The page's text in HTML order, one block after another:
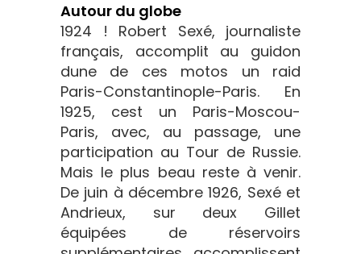
Autour du globe
1924 ! Robert Sexé, journaliste
français, accomplit au guidon
dune de ces motos un raid
Paris-Constantinople-Paris. En
1925, cest un Paris-Moscou-
Paris, avec, au passage, une
participation au Tour de Russie.
Mais le plus beau reste à venir.
De juin à décembre 1926, Sexé et
Andrieux, sur deux Gillet
équipées de réservoirs